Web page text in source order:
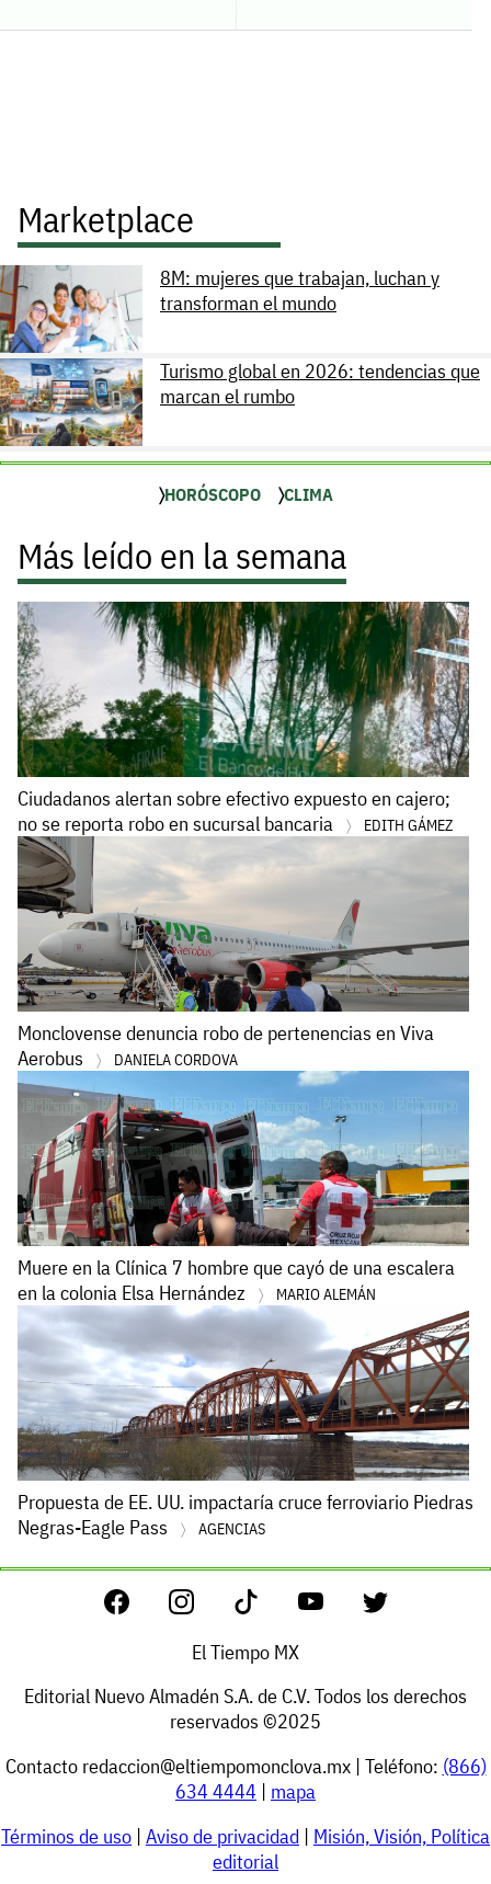
Marketplace
8M: mujeres que trabajan, luchan y
transforman el mundo
Turismo global en 2026: tendencias que
marcan el rumbo
HORÓSCOPO CLIMA
Más leído en la semana
Ciudadanos alertan sobre efectivo expuesto en cajero;
no se reporta robo en sucursal bancaria
EDITH GÁMEZ
Monclovense denuncia robo de pertenencias en Viva
Aerobus
DANIELA CORDOVA
Muere en la Clínica 7 hombre que cayó de una escalera
en la colonia Elsa Hernández
MARIO ALEMÁN
Propuesta de EE. UU. impactaría cruce ferroviario Piedras
Negras-Eagle Pass
AGENCIAS
El Tiempo MX
Editorial Nuevo Almadén S.A. de C.V. Todos los derechos
reservados ©2025
Contacto redaccion@eltiempomonclova.mx| Teléfono: (866)
634 4444 | mapa
Términos de uso | Aviso de privacidad | Misión, Visión, Política
editorial